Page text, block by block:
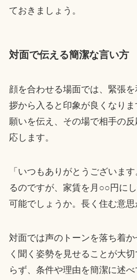
ておきましょう。
対面で伝える簡潔な言い方
顔を合わせる場面では、緊張
拶から入ると印象が良くなり
願いを伝え、その場で相手の
応します。
「いつもありがとうございま
るのですが、家賃を月○○円に
可能でしょうか。長く住む意思
対面では声のトーンを落ち着
く聞く姿勢を見せることが大
らず、条件や理由を簡潔に述